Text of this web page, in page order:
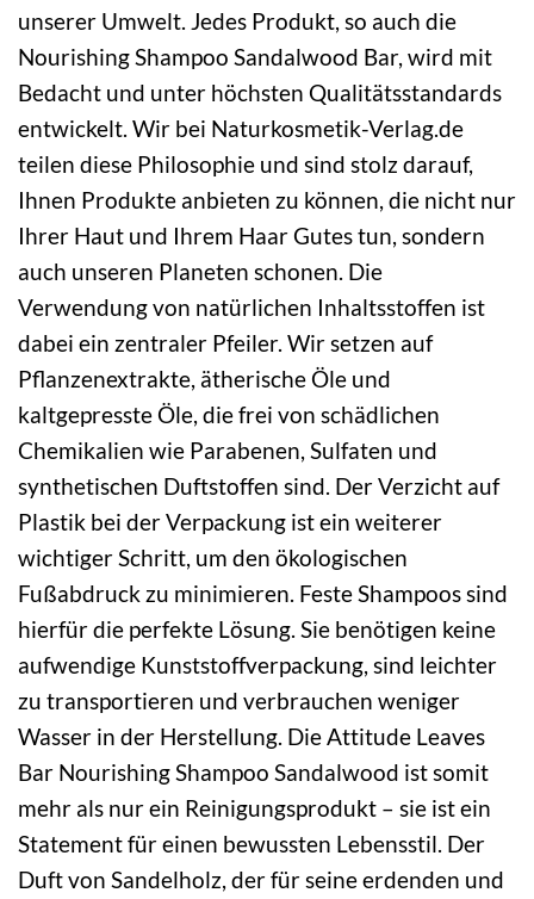
unserer Umwelt. Jedes Produkt, so auch die
Nourishing Shampoo Sandalwood Bar, wird mit
Bedacht und unter höchsten Qualitätsstandards
entwickelt. Wir bei Naturkosmetik-Verlag.de
teilen diese Philosophie und sind stolz darauf,
Ihnen Produkte anbieten zu können, die nicht nur
Ihrer Haut und Ihrem Haar Gutes tun, sondern
auch unseren Planeten schonen. Die
Verwendung von natürlichen Inhaltsstoffen ist
dabei ein zentraler Pfeiler. Wir setzen auf
Pflanzenextrakte, ätherische Öle und
kaltgepresste Öle, die frei von schädlichen
Chemikalien wie Parabenen, Sulfaten und
synthetischen Duftstoffen sind. Der Verzicht auf
Plastik bei der Verpackung ist ein weiterer
wichtiger Schritt, um den ökologischen
Fußabdruck zu minimieren. Feste Shampoos sind
hierfür die perfekte Lösung. Sie benötigen keine
aufwendige Kunststoffverpackung, sind leichter
zu transportieren und verbrauchen weniger
Wasser in der Herstellung. Die Attitude Leaves
Bar Nourishing Shampoo Sandalwood ist somit
mehr als nur ein Reinigungsprodukt – sie ist ein
Statement für einen bewussten Lebensstil. Der
Duft von Sandelholz, der für seine erdenden und